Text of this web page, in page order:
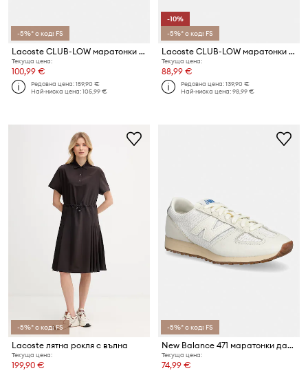
-5%* с код: FS
Lacoste CLUB-LOW маратонки дамски от велур
Текуща цена:
100,99 €
Редовна цена:159,90 €
Най-ниска цена:105,99 €
-10%
-5%* с код: FS
Lacoste CLUB-LOW маратонки дамски от велур
Текуща цена:
88,99 €
Редовна цена:139,90 €
Най-ниска цена:98,99 €
-5%* с код: FS
Lacoste лятна рокля с вълна
Текуща цена:
199,90 €
-5%* с код: FS
New Balance 471 маратонки дамски
Текуща цена:
74,99 €